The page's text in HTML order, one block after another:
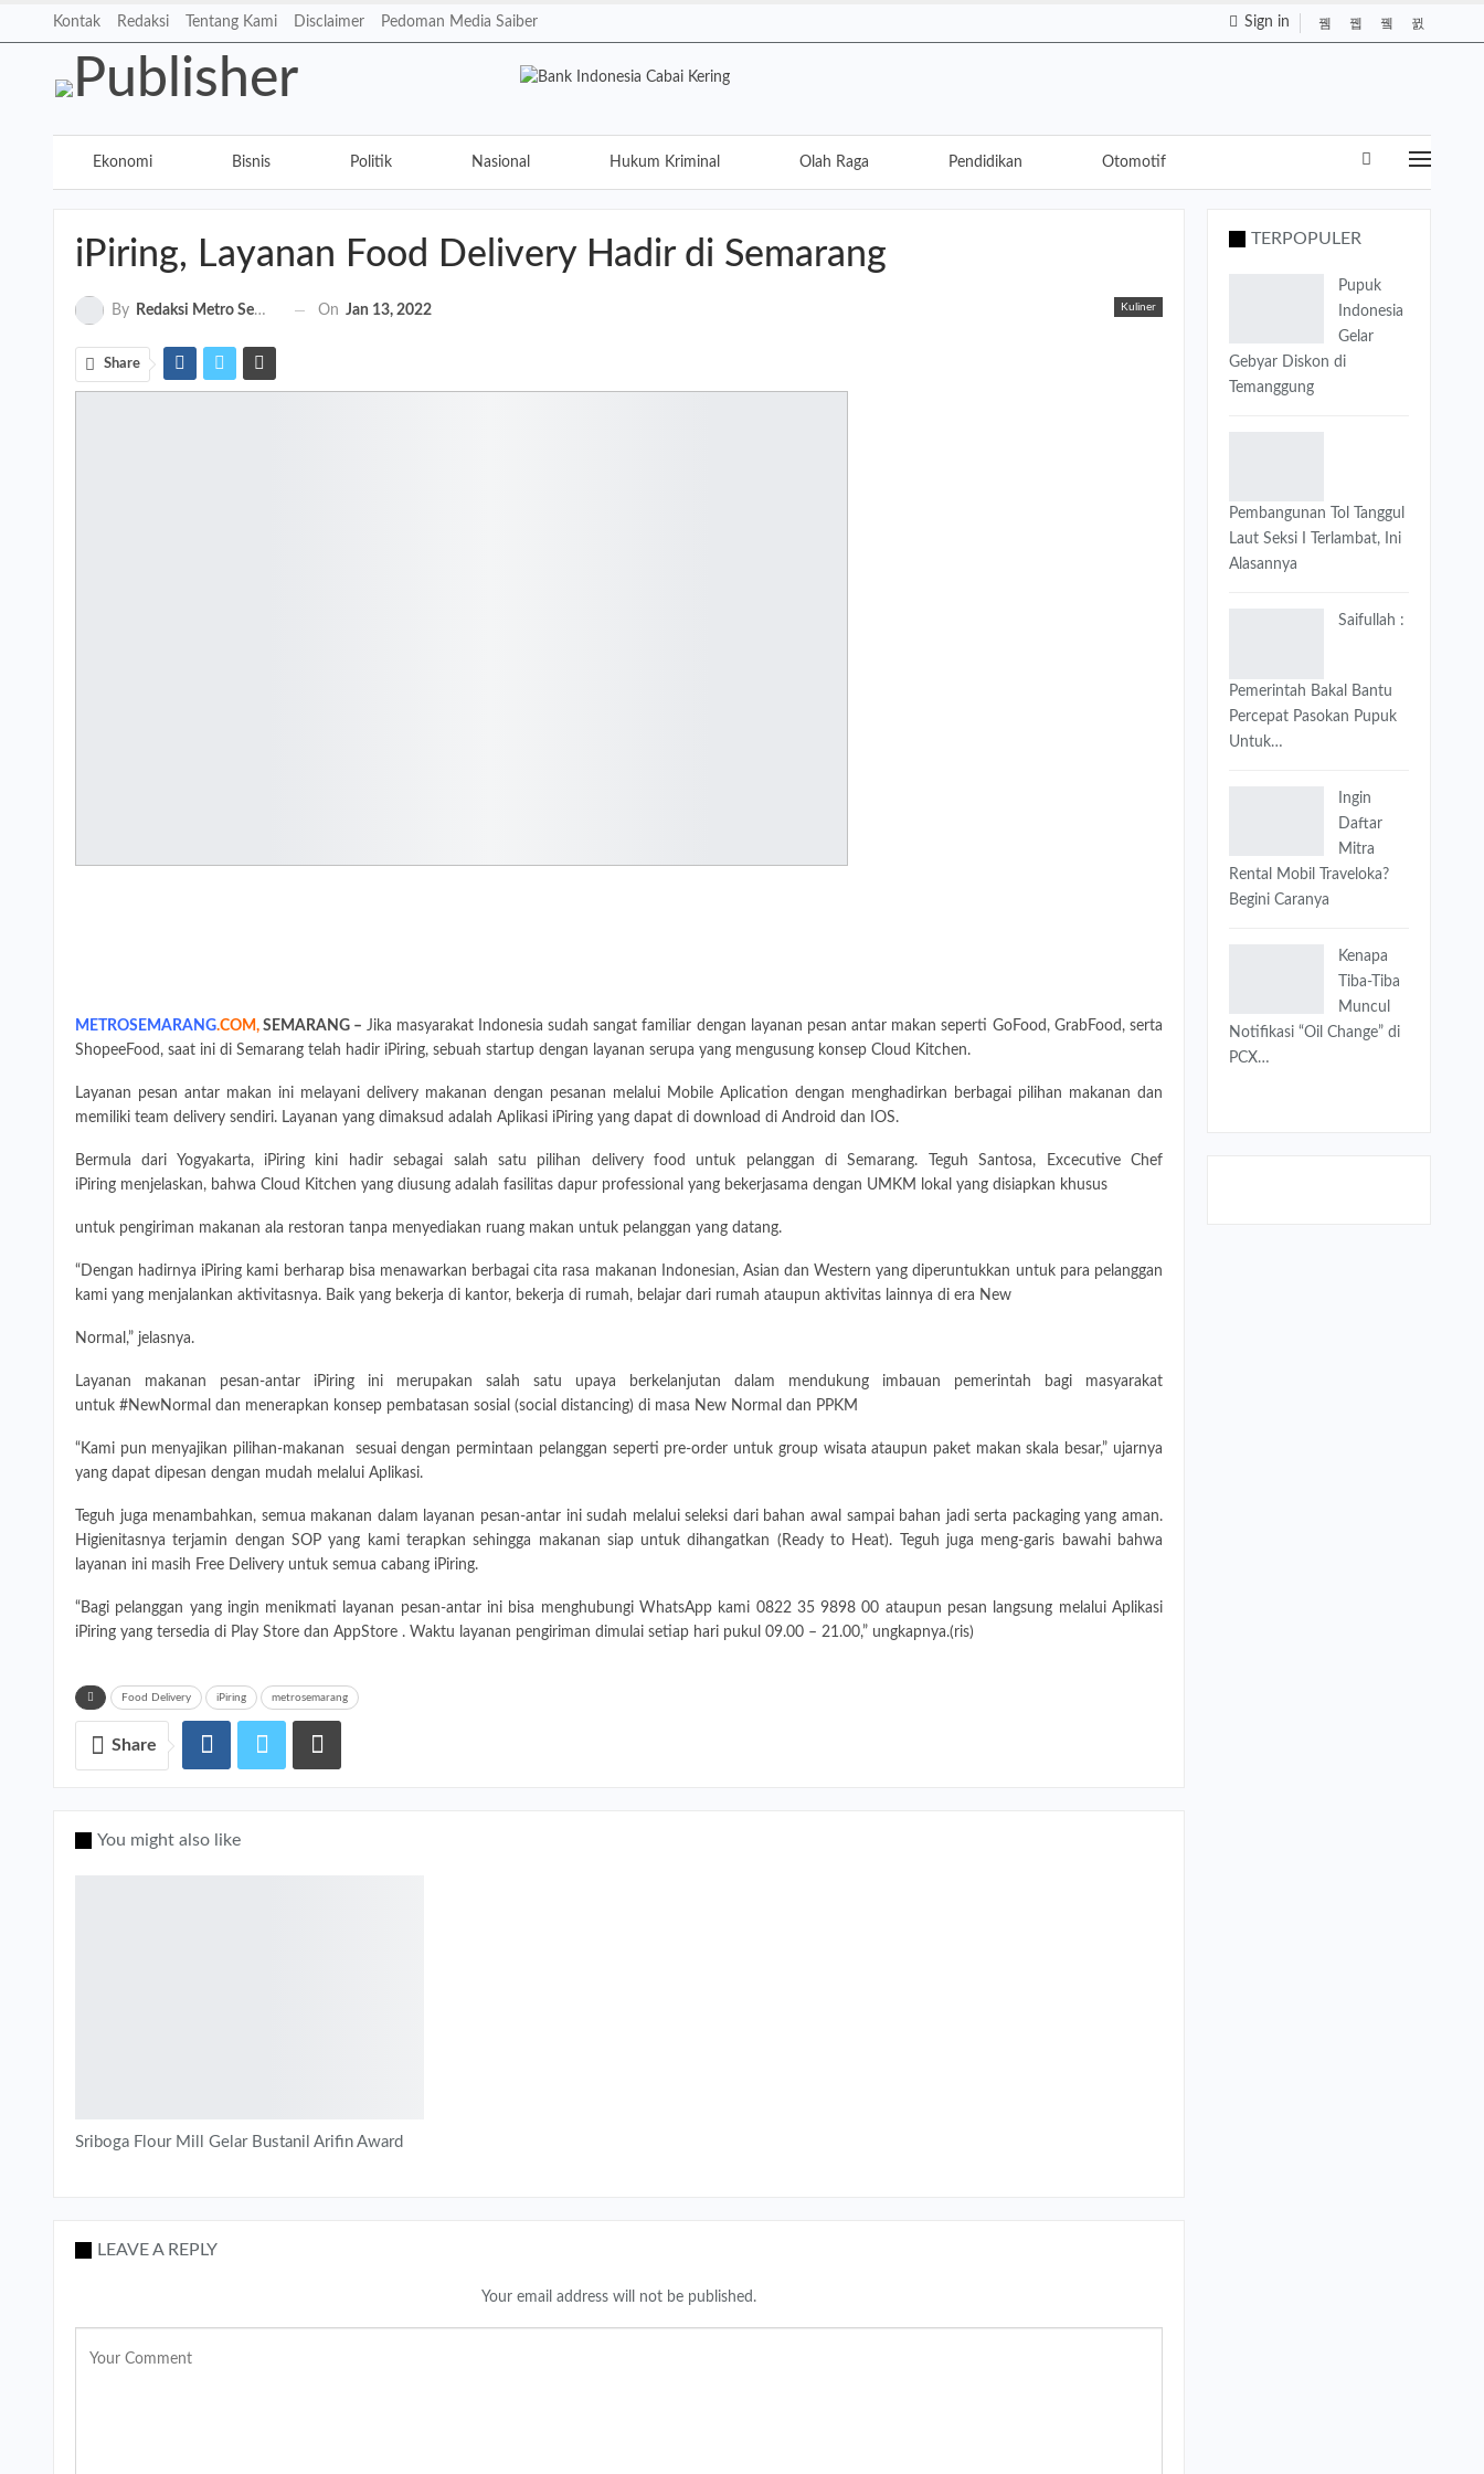
Sign in
Kontak Redaksi Tentang Kami Disclaimer Pedoman Media Saiber
Ekonomi Bisnis Politik Nasional Hukum Kriminal Olah Raga Pendidikan Otomotif
iPiring, Layanan Food Delivery Hadir di Semarang
Kuliner
By Redaksi Metro Semarang On Jan 13, 2022
Share
METROSEMARANG.COM, SEMARANG – Jika masyarakat Indonesia sudah sangat familiar dengan layanan pesan antar makan seperti GoFood, GrabFood, serta
ShopeeFood, saat ini di Semarang telah hadir iPiring, sebuah startup dengan layanan serupa yang mengusung konsep Cloud Kitchen.
Layanan pesan antar makan ini melayani delivery makanan dengan pesanan melalui Mobile Aplication dengan menghadirkan berbagai pilihan makanan dan
memiliki team delivery sendiri. Layanan yang dimaksud adalah Aplikasi iPiring yang dapat di download di Android dan IOS.
Bermula dari Yogyakarta, iPiring kini hadir sebagai salah satu pilihan delivery food untuk pelanggan di Semarang. Teguh Santosa, Excecutive Chef
iPiring menjelaskan, bahwa Cloud Kitchen yang diusung adalah fasilitas dapur professional yang bekerjasama dengan UMKM lokal yang disiapkan khusus
untuk pengiriman makanan ala restoran tanpa menyediakan ruang makan untuk pelanggan yang datang.
“Dengan hadirnya iPiring kami berharap bisa menawarkan berbagai cita rasa makanan Indonesian, Asian dan Western yang diperuntukkan untuk para pelanggan
kami yang menjalankan aktivitasnya. Baik yang bekerja di kantor, bekerja di rumah, belajar dari rumah ataupun aktivitas lainnya di era New
Normal,” jelasnya.
Layanan makanan pesan-antar iPiring ini merupakan salah satu upaya berkelanjutan dalam mendukung imbauan pemerintah bagi masyarakat
untuk #NewNormal dan menerapkan konsep pembatasan sosial (social distancing) di masa New Normal dan PPKM
“Kami pun menyajikan pilihan-makanan sesuai dengan permintaan pelanggan seperti pre-order untuk group wisata ataupun paket makan skala besar,” ujarnya
yang dapat dipesan dengan mudah melalui Aplikasi.
Teguh juga menambahkan, semua makanan dalam layanan pesan-antar ini sudah melalui seleksi dari bahan awal sampai bahan jadi serta packaging yang aman.
Higienitasnya terjamin dengan SOP yang kami terapkan sehingga makanan siap untuk dihangatkan (Ready to Heat). Teguh juga meng-garis bawahi bahwa
layanan ini masih Free Delivery untuk semua cabang iPiring.
“Bagi pelanggan yang ingin menikmati layanan pesan-antar ini bisa menghubungi WhatsApp kami 0822 35 9898 00 ataupun pesan langsung melalui Aplikasi
iPiring yang tersedia di Play Store dan AppStore . Waktu layanan pengiriman dimulai setiap hari pukul 09.00 – 21.00,” ungkapnya.(ris)
Food Delivery iPiring metrosemarang
Share
You might also like
Sriboga Flour Mill Gelar Bustanil Arifin Award
LEAVE A REPLY
Your email address will not be published.
TERPOPULER
Pupuk
Indonesia
Gelar
Gebyar Diskon di
Temanggung
Pembangunan Tol Tanggul
Laut Seksi I Terlambat, Ini
Alasannya
Saifullah :
Pemerintah Bakal Bantu
Percepat Pasokan Pupuk
Untuk…
Ingin
Daftar
Mitra
Rental Mobil Traveloka?
Begini Caranya
Kenapa
Tiba-Tiba
Muncul
Notifikasi “Oil Change” di
PCX…